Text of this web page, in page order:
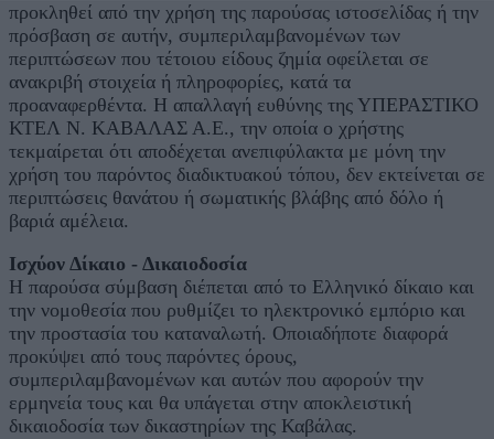
προκληθεί από την χρήση της παρούσας ιστοσελίδας ή την
πρόσβαση σε αυτήν, συμπεριλαμβανομένων των
περιπτώσεων που τέτοιου είδους ζημία οφείλεται σε
ανακριβή στοιχεία ή πληροφορίες, κατά τα
προαναφερθέντα. Η απαλλαγή ευθύνης της ΥΠΕΡΑΣΤΙΚΟ
ΚΤΕΛ Ν. ΚΑΒΑΛΑΣ Α.Ε., την οποία ο χρήστης
τεκμαίρεται ότι αποδέχεται ανεπιφύλακτα με μόνη την
χρήση του παρόντος διαδικτυακού τόπου, δεν εκτείνεται σε
περιπτώσεις θανάτου ή σωματικής βλάβης από δόλο ή
βαριά αμέλεια.
Ισχύον Δίκαιο - Δικαιοδοσία
Η παρούσα σύμβαση διέπεται από το Ελληνικό δίκαιο και
την νομοθεσία που ρυθμίζει το ηλεκτρονικό εμπόριο και
την προστασία του καταναλωτή. Οποιαδήποτε διαφορά
προκύψει από τους παρόντες όρους,
συμπεριλαμβανομένων και αυτών που αφορούν την
ερμηνεία τους και θα υπάγεται στην αποκλειστική
δικαιοδοσία των δικαστηρίων της Καβάλας.